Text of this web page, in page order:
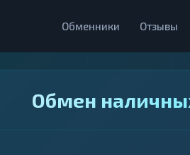
Обменники Отзывы
Обмен